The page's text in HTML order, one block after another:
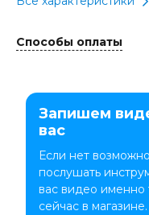
Способы оплаты
Запишем
вас
Если нет
послушать
вас видео именно
сейчас в